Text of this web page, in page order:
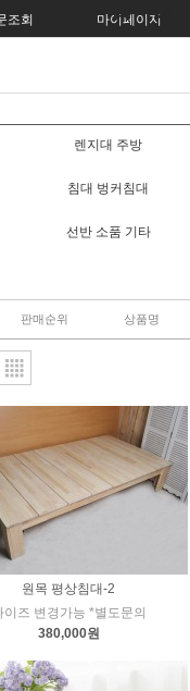
조회 마이페이지
렌지대 주방
침대 벙커침대
선반 소품 기타
판매순위 상품명
원목 평상침대-2
이즈 변경가능 *별도문의
380,000원